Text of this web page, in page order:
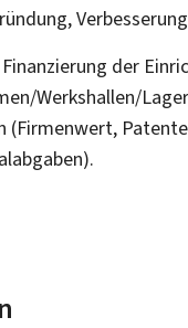
der
Werkshallen/